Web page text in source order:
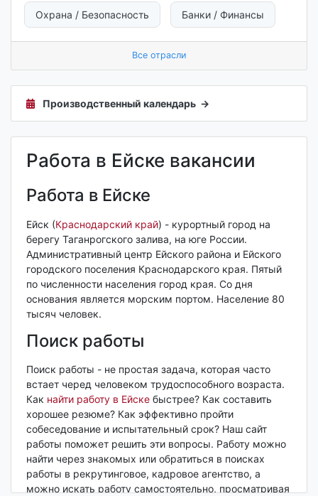
Охрана / Безопасность Банки / Финансы
Все отрасли
Производственный календарь →
Работа в Ейске вакансии
Работа в Ейске
Ейск (Краснодарский край) - курортный город на
берегу Таганрогского залива, на юге России.
Административный центр Ейского района и Ейского
городского поселения Краснодарского края. Пятый
по численности населения город края. Со дня
основания является морским портом. Население 80
тысяч человек.
Поиск работы
Поиск работы - не простая задача, которая часто
встает черед человеком трудоспособного возраста.
Как найти работу в Ейске быстрее? Как составить
хорошее резюме? Как эффективно пройти
собеседование и испытательный срок? Наш сайт
работы поможет решить эти вопросы. Работу можно
найти через знакомых или обратиться в поисках
работы в рекрутинговое, кадровое агентство, а
можно искать работу самостоятельно, просматривая